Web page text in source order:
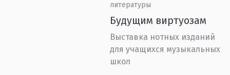
литературы
Будущим виртуозам
Выставка нотных изданий
для учащихся музыкальных
школ